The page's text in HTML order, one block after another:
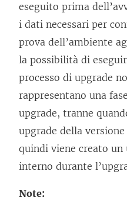
eseguito prima
i dati necessari per
prova dell’ambiente
la possibilità di
processo di upgrade
rappresentano una
upgrade, tranne
upgrade della versione
quindi viene creato
interno durante
Note: